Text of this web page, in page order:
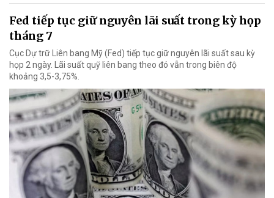
Fed tiếp tục giữ nguyên lãi suất trong kỳ họp
tháng 7
Cục Dự trữ Liên bang Mỹ (Fed) tiếp tục giữ nguyên lãi suất sau kỳ
họp 2 ngày. Lãi suất quỹ liên bang theo đó vẫn trong biên độ
khoảng 3,5-3,75%.